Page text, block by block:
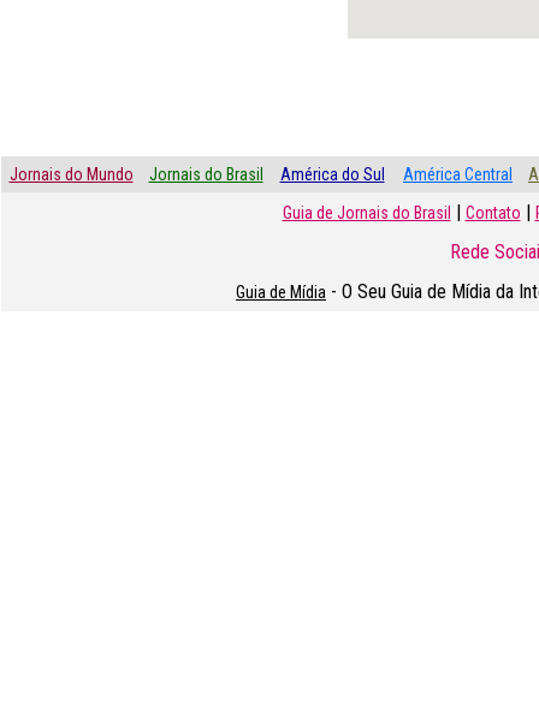
Jornais do Mundo Jornais do Brasil América do Sul América Central
Guia de Jornais do Brasil | Contato |
Rede
Guia de Mídia - O Seu Guia de Mídia da